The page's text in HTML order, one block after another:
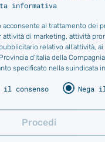
informativa
acconsente al trattamento dei
attività di marketing, attività
relativo all’attività,
d'Italia della
specificato nella suindicata
il consenso Nega